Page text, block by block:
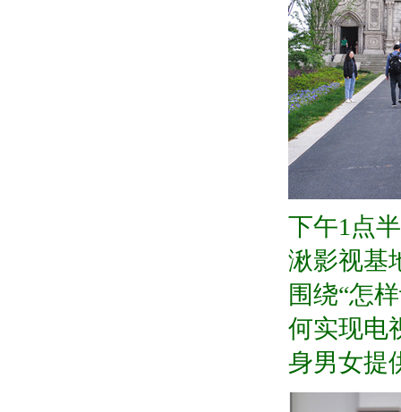
下午1 点
湫影视基
围绕“怎
何实现电
身男女提